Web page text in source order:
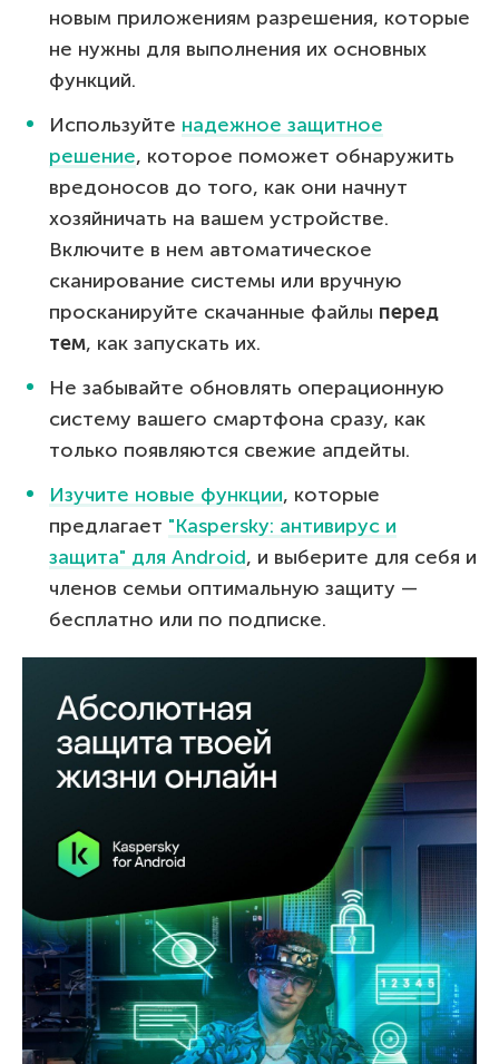
новым приложениям разрешения, которые
не нужны для выполнения их основных
функций.
Используйте надежное защитное
решение, которое поможет обнаружить
вредоносов до того, как они начнут
хозяйничать на вашем устройстве.
Включите в нем автоматическое
сканирование системы или вручную
просканируйте скачанные файлы перед
тем, как запускать их.
Не забывайте обновлять операционную
систему вашего смартфона сразу, как
только появляются свежие апдейты.
Изучите новые функции, которые
предлагает "Kaspersky: антивирус и
защита" для Android, и выберите для себя и
членов семьи оптимальную защиту —
бесплатно или по подписке.